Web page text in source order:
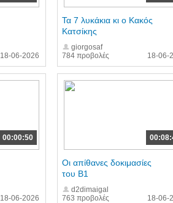
18-06-2026
784 προβολές
Τα 7 λυκάκια κι ο Κακός
Κατσίκης
giorgosaf
18-06-
00:00:50
18-06-2026
763 προβολές
Οι απίθανες δοκιμασίες
του Β1
d2dimaigal
18-06-